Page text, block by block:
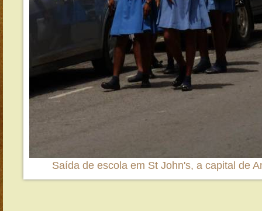
Saída de escola em St John's, a capital de